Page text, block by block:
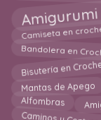
Camiseta en
Bandolera en
Bisutería en
Mantas de Apego
Alfombras